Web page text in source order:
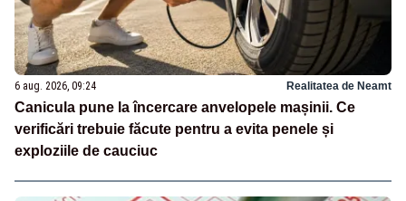
6 aug. 2026, 09:24 Realitatea de Neamt
Canicula pune la încercare anvelopele mașinii. Ce
verificări trebuie făcute pentru a evita penele și
exploziile de cauciuc